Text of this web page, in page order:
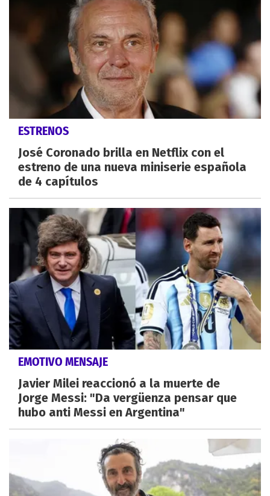
ESTRENOS
José Coronado brilla en Netflix con el
estreno de una nueva miniserie española
de 4 capítulos
EMOTIVO MENSAJE
Javier Milei reaccionó a la muerte de
Jorge Messi: "Da vergüenza pensar que
hubo anti Messi en Argentina"